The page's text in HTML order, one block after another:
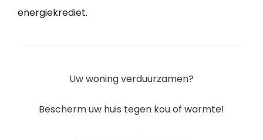
energiekrediet.
Uw woning verduurzamen?
Bescherm uw huis tegen kou of warmte!